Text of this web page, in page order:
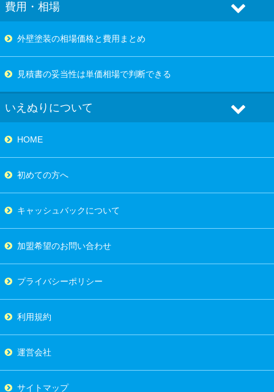
費用・相場
外壁塗装の相場価格と費用まとめ
見積書の妥当性は単価相場で判断できる
いえぬりについて
HOME
初めての方へ
キャッシュバックについて
加盟希望のお問い合わせ
プライバシーポリシー
利用規約
運営会社
サイトマップ